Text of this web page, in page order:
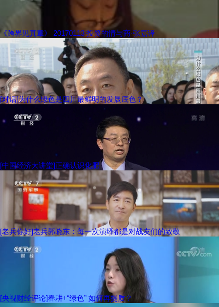
《跨界见真章》 20170113 投资的情与商·张嘉译
[对话]为什么绿色是四川最鲜明的发展底色？
[中国经济大讲堂]正确认识化肥
[老兵你好]老兵郭晓东：每一次演绎都是对战友们的致敬
[央视财经评论]春耕+“绿色” 如何再提质？